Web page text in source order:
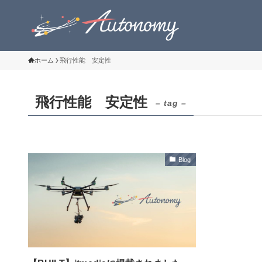
ホーム 飛行性能 安定性
飛行性能 安定性 – tag –
Blog